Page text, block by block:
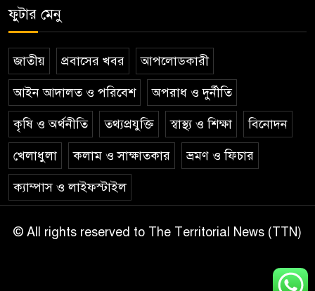
ফুটার মেনু
জাতীয় প্রবাসের খবর আপলোডকারী
আইন আদালত ও পরিবেশ অপরাধ ও দুর্নীতি
কৃষি ও অর্থনীতি তথ্যপ্রযুক্তি স্বাস্থ্য ও শিক্ষা বিনোদন
খেলাধুলা কলাম ও সাক্ষাতকার ভ্রমণ ও ফিচার
ক্যাম্পাস ও লাইফস্টাইল
© All rights reserved to The Territorial News (TTN)